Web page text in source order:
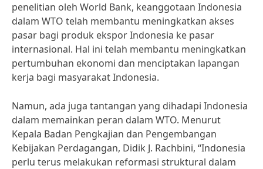
penelitian oleh World Bank, keanggotaan Indonesia
dalam WTO telah membantu meningkatkan akses
pasar bagi produk ekspor Indonesia ke pasar
internasional. Hal ini telah membantu meningkatkan
pertumbuhan ekonomi dan menciptakan lapangan
kerja bagi masyarakat Indonesia.
Namun, ada juga tantangan yang dihadapi Indonesia
dalam memainkan peran dalam WTO. Menurut
Kepala Badan Pengkajian dan Pengembangan
Kebijakan Perdagangan, Didik J. Rachbini, “Indonesia
perlu terus melakukan reformasi struktural dalam